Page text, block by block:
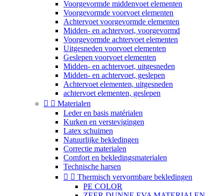
Voorgevormde middenvoet elementen
Voorgevormde voorvoet elementen
Achtervoet voorgevormde elementen
Midden- en achtervoet, voorgevormd
Voorgevormde achtervoet elementen
Uitgesneden voorvoet elementen
Geslepen voorvoet elementen
Midden- en achtervoet, uitgesneden
Midden- en achtervoet, geslepen
Achtervoet elementen, uitgesneden
achtervoet elementen, geslepen
  Materialen
Leder en basis matérialen
Kurken en verstevigingen
Latex schuimen
Natuurlijke bekledingen
Correctie materialen
Comfort en bekledingsmaterialen
Technische harsen
  Thermisch vervormbare bekledingen
PE COLOR